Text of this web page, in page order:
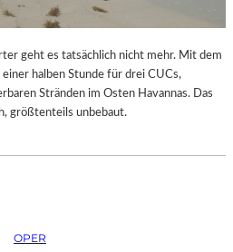
geht es tatsächlich nicht mehr. Mit dem
halben Stunde für drei CUCs,
Stränden im Osten Havannas. Das
größtenteils unbebaut.
OPER